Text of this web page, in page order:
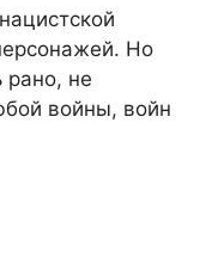
Но
рано, не
войны, войн